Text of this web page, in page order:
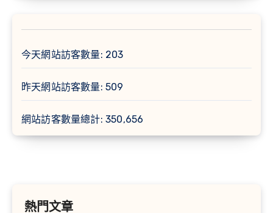
今天網站訪客數量: 203
昨天網站訪客數量: 509
網站訪客數量總計: 350,656
熱門文章